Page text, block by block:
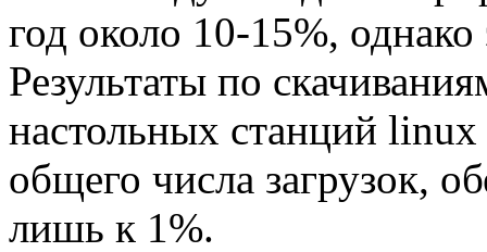
год около 10-15%,
Результаты по
настольных станций linux
общего числа загрузок,
лишь к 1%.